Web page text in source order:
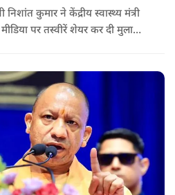
निशांत कुमार ने केंद्रीय स्वास्थ्य मंत्री
पर तस्वीरें शेयर कर दी मुलाकात